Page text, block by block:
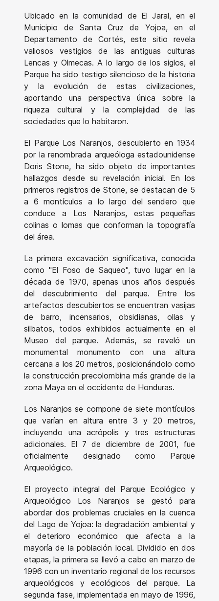
Ubicado en la comunidad de El Jaral, en el
Municipio de Santa Cruz de Yojoa, en el
Departamento de Cortés, este sitio revela
valiosos vestigios de las antiguas culturas
Lencas y Olmecas. A lo largo de los siglos, el
Parque ha sido testigo silencioso de la historia
y la evolución de estas civilizaciones,
aportando una perspectiva única sobre la
riqueza cultural y la complejidad de las
sociedades que lo habitaron.
El Parque Los Naranjos, descubierto en 1934
por la renombrada arqueóloga estadounidense
Doris Stone, ha sido objeto de importantes
hallazgos desde su revelación inicial. En los
primeros registros de Stone, se destacan de 5
a 6 montículos a lo largo del sendero que
conduce a Los Naranjos, estas pequeñas
colinas o lomas que conforman la topografía
del área.
La primera excavación significativa, conocida
como "El Foso de Saqueo", tuvo lugar en la
década de 1970, apenas unos años después
del descubrimiento del parque. Entre los
artefactos descubiertos se encuentran vasijas
de barro, incensarios, obsidianas, ollas y
silbatos, todos exhibidos actualmente en el
Museo del parque. Además, se reveló un
monumental monumento con una altura
cercana a los 20 metros, posicionándolo como
la construcción precolombina más grande de la
zona Maya en el occidente de Honduras.
Los Naranjos se compone de siete montículos
que varían en altura entre 3 y 20 metros,
incluyendo una acrópolis y tres estructuras
adicionales. El 7 de diciembre de 2001, fue
oficialmente designado como Parque
Arqueológico.
El proyecto integral del Parque Ecológico y
Arqueológico Los Naranjos se gestó para
abordar dos problemas cruciales en la cuenca
del Lago de Yojoa: la degradación ambiental y
el deterioro económico que afecta a la
mayoría de la población local. Dividido en dos
etapas, la primera se llevó a cabo en marzo de
1996 con un inventario regional de los recursos
arqueológicos y ecológicos del parque. La
segunda fase, implementada en mayo de 1996,